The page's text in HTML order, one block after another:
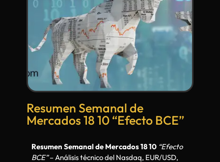
Resumen Semanal de
Mercados 18 10 “Efecto BCE”
Resumen Semanal de Mercados 18 10 “Efecto
BCE”– Análisis técnico del Nasdaq, EUR/USD,